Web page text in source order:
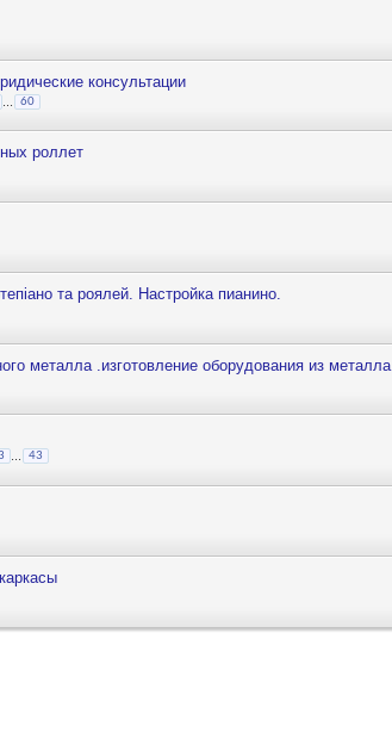
консультации
60
роллет
та роялей. Настройка пианино.
металла .изготовление оборудования из металла.
43